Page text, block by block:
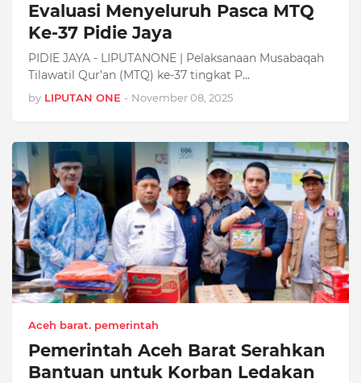
Evaluasi Menyeluruh Pasca MTQ
Ke-37 Pidie Jaya
PIDIE JAYA - LIPUTANONE | Pelaksanaan Musabaqah
Tilawatil Qur’an (MTQ) ke-37 tingkat P…
by LIPUTAN ONE - November 08, 2025
Aceh barat. pemerintah
Pemerintah Aceh Barat Serahkan
Bantuan untuk Korban Ledakan